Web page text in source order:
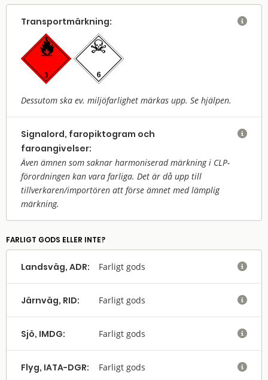
Transport­märkning:
Dessutom ska ev. miljöfarlighet märkas upp. Se hjälpen.

Signalord, faropiktogram och
faroangivelser:
Även ämnen som saknar harmoniserad märkning i CLP-
förordningen kan vara farliga. Det är då upp till
tillverkaren/importören att förse ämnet med lämplig
märkning.

FARLIGT GODS ELLER INTE?
Landsväg, ADR: Farligt gods 
Järnväg, RID: Farligt gods 
Sjö, IMDG: Farligt gods 
Flyg, IATA-DGR: Farligt gods 